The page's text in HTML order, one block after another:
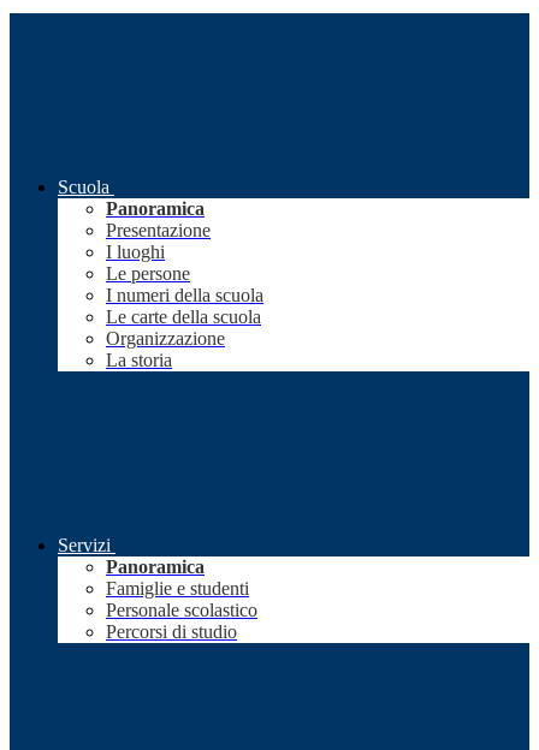
Scuola
Panoramica
Presentazione
I luoghi
Le persone
I numeri della scuola
Le carte della scuola
Organizzazione
La storia
Servizi
Panoramica
Famiglie e studenti
Personale scolastico
Percorsi di studio